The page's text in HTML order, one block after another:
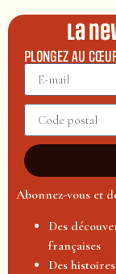
La
PLONGEZ AU
Abonnez-vous et
Des
françaises
Des